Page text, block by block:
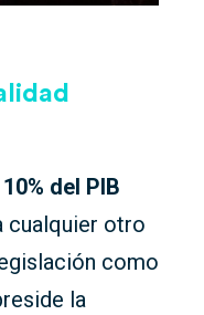
del PIB
cualquier otro
como
la